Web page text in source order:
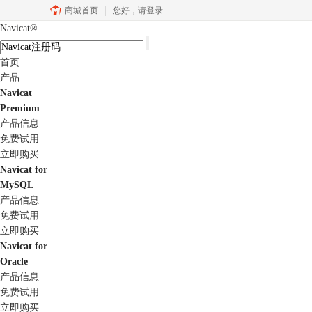
商城首页 您好， 请登录
Navicat®
首页
产品
Navicat
Premium
产品信息
免费试用
立即购买
Navicat for
MySQL
产品信息
免费试用
立即购买
Navicat for
Oracle
产品信息
免费试用
立即购买